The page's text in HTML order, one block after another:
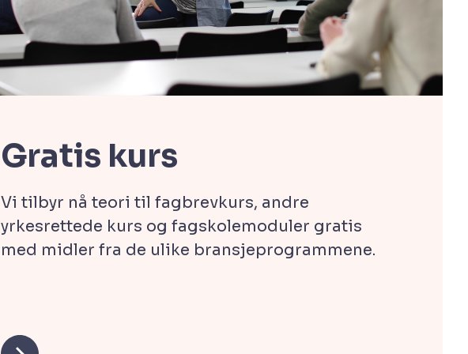
Gratis kurs
Vi tilbyr nå teori til fagbrevkurs, andre
yrkesrettede kurs og fagskolemoduler gratis
med midler fra de ulike bransjeprogrammene.